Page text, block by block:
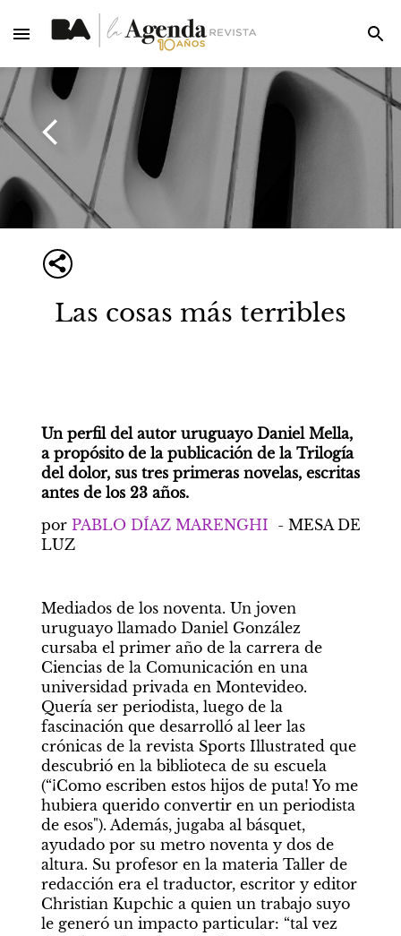
Las cosas más terribles
Un perfil del autor uruguayo Daniel Mella,
a propósito de la publicación de la Trilogía
del dolor, sus tres primeras novelas, escritas
antes de los 23 años.
por PABLO DÍAZ MARENGHI
  - MESA DE
LUZ
Mediados de los noventa. Un joven
uruguayo llamado Daniel González
cursaba el primer año de la carrera de
Ciencias de la Comunicación en una
universidad privada en Montevideo.
Quería ser periodista, luego de la
fascinación que desarrolló al leer las
crónicas de la revista Sports Illustrated que
descubrió en la biblioteca de su escuela
(“¡Como escriben estos hijos de puta! Yo me
hubiera querido convertir en un periodista
de esos"). Además, jugaba al básquet,
ayudado por su metro noventa y dos de
altura. Su profesor en la materia Taller de
redacción era el traductor, escritor y editor
Christian Kupchic a quien un trabajo suyo
le generó un impacto particular: “tal vez